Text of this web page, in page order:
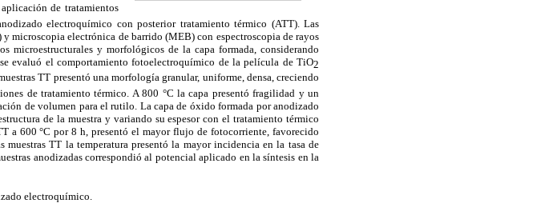
de tratamientos
electroquímico con posterior tratamiento térmico (ATT). Las
microscopia electrónica de barrido (MEB) con espectroscopia de rayos
microestructurales y morfológicos de la capa formada, considerando
evaluó el comportamiento fotoelectroquímico de la película de TiO2
TT presentó una morfología granular, uniforme, densa, creciendo
de tratamiento térmico. A 800 °C la capa presentó fragilidad y un
de volumen para el rutilo. La capa de óxido formada por anodizado
de la muestra y variando su espesor con el tratamiento térmico
a 600 °C por 8 h, presentó el mayor flujo de fotocorriente, favorecido
TT la temperatura presentó la mayor incidencia en la tasa de
anodizadas correspondió al potencial aplicado en la síntesis en la
electroquímico.